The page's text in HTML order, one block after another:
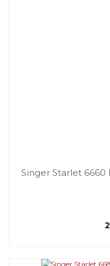
Singer Starlet 6660